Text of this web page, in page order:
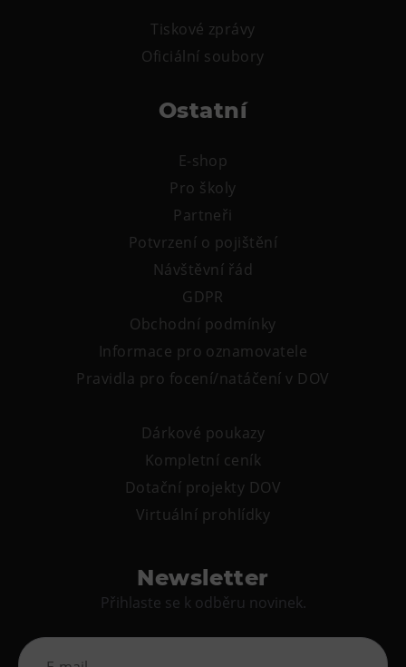
Tiskové zprávy
Oficiální soubory
Ostatní
E-shop
Pro školy
Partneři
Potvrzení o pojištění
Návštěvní řád
GDPR
Obchodní podmínky
Informace pro oznamovatele
Pravidla pro focení/natáčení v DOV
Dárkové poukazy
Kompletní ceník
Dotační projekty DOV
Virtuální prohlídky
Newsletter
Přihlaste se k odběru novinek.